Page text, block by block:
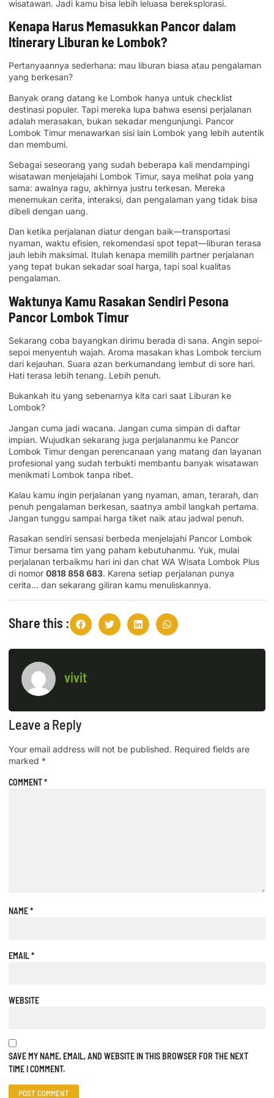
wisatawan. Jadi kamu bisa lebih leluasa bereksplorasi.
Kenapa Harus Memasukkan Pancor dalam
Itinerary Liburan ke Lombok?
Pertanyaannya sederhana: mau liburan biasa atau pengalaman
yang berkesan?
Banyak orang datang ke Lombok hanya untuk checklist
destinasi populer. Tapi mereka lupa bahwa esensi perjalanan
adalah merasakan, bukan sekadar mengunjungi. Pancor
Lombok Timur menawarkan sisi lain Lombok yang lebih autentik
dan membumi.
Sebagai seseorang yang sudah beberapa kali mendampingi
wisatawan menjelajahi Lombok Timur, saya melihat pola yang
sama: awalnya ragu, akhirnya justru terkesan. Mereka
menemukan cerita, interaksi, dan pengalaman yang tidak bisa
dibeli dengan uang.
Dan ketika perjalanan diatur dengan baik—transportasi
nyaman, waktu efisien, rekomendasi spot tepat—liburan terasa
jauh lebih maksimal. Itulah kenapa memilih partner perjalanan
yang tepat bukan sekadar soal harga, tapi soal kualitas
pengalaman.
Waktunya Kamu Rasakan Sendiri Pesona
Pancor Lombok Timur
Sekarang coba bayangkan dirimu berada di sana. Angin sepoi-
sepoi menyentuh wajah. Aroma masakan khas Lombok tercium
dari kejauhan. Suara azan berkumandang lembut di sore hari.
Hati terasa lebih tenang. Lebih penuh.
Bukankah itu yang sebenarnya kita cari saat Liburan ke
Lombok?
Jangan cuma jadi wacana. Jangan cuma simpan di daftar
impian. Wujudkan sekarang juga perjalananmu ke Pancor
Lombok Timur dengan perencanaan yang matang dan layanan
profesional yang sudah terbukti membantu banyak wisatawan
menikmati Lombok tanpa ribet.
Kalau kamu ingin perjalanan yang nyaman, aman, terarah, dan
penuh pengalaman berkesan, saatnya ambil langkah pertama.
Jangan tunggu sampai harga tiket naik atau jadwal penuh.
Rasakan sendiri sensasi berbeda menjelajahi Pancor Lombok
Timur bersama tim yang paham kebutuhanmu. Yuk, mulai
perjalanan terbaikmu hari ini dan chat WA Wisata Lombok Plus
di nomor 0818 858 683. Karena setiap perjalanan punya
cerita… dan sekarang giliran kamu menuliskannya.
Share this :
vivit
Leave a Reply
Your email address will not be published. Required fields are
marked *
COMMENT*
NAME*
EMAIL*
WEBSITE
SAVE MY NAME, EMAIL, AND WEBSITE IN THIS BROWSER FOR THE NEXT
TIME I COMMENT.